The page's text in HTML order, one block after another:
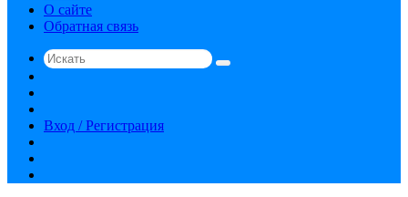
О сайте
Обратная связь
Искать
статья
Вход / Регистрация